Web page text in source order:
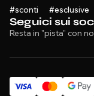
Seguici sui
Resta in "pista" con
#sconti